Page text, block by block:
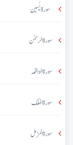
سورۃ یٰسین
سورۃ الرحمٰن
سورۃ الواقعہ
سورۃ الملک
سورۃ المزمل